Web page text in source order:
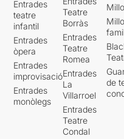
Entrades
teatre
infantil
Entrades
òpera
Entrades
improvisació
Entrades
monòlegs
Teatre
Borràs
Entrades
Teatre
Romea
Entrades
La
Villarroel
Entrades
Teatre
Condal
de